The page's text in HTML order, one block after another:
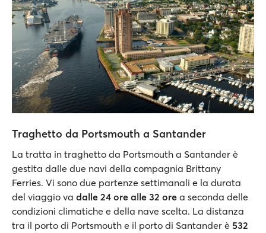
Traghetto da Portsmouth a Santander
La tratta in traghetto da Portsmouth a Santander è
gestita dalle due navi della compagnia Brittany
Ferries. Vi sono due partenze settimanali e la durata
del viaggio va dalle 24 ore alle 32 ore a seconda delle
condizioni climatiche e della nave scelta. La distanza
tra il porto di Portsmouth e il porto di Santander è 532